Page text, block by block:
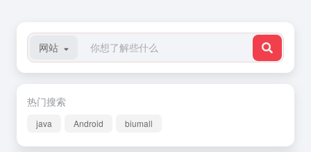
网站
热门搜索
java Android biumall